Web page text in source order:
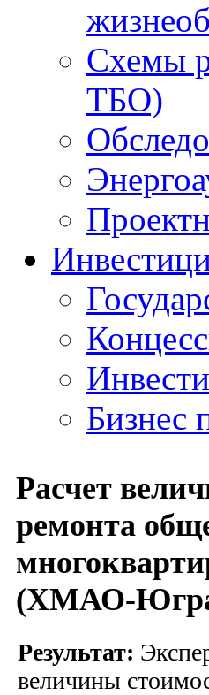
Схемы
ТБО)
Бизнес
Расчет
ремонта
(ХМАО-
Результат:
величины